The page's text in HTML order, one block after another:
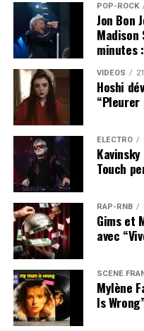
POP-ROCK
Jon Bon
Madison
minutes
VIDEOS
Hoshi
“Pleurer
ÉLECTRO
Touch
RAP-RNB
Gims et
avec
SCÈNE
Mylène
Is